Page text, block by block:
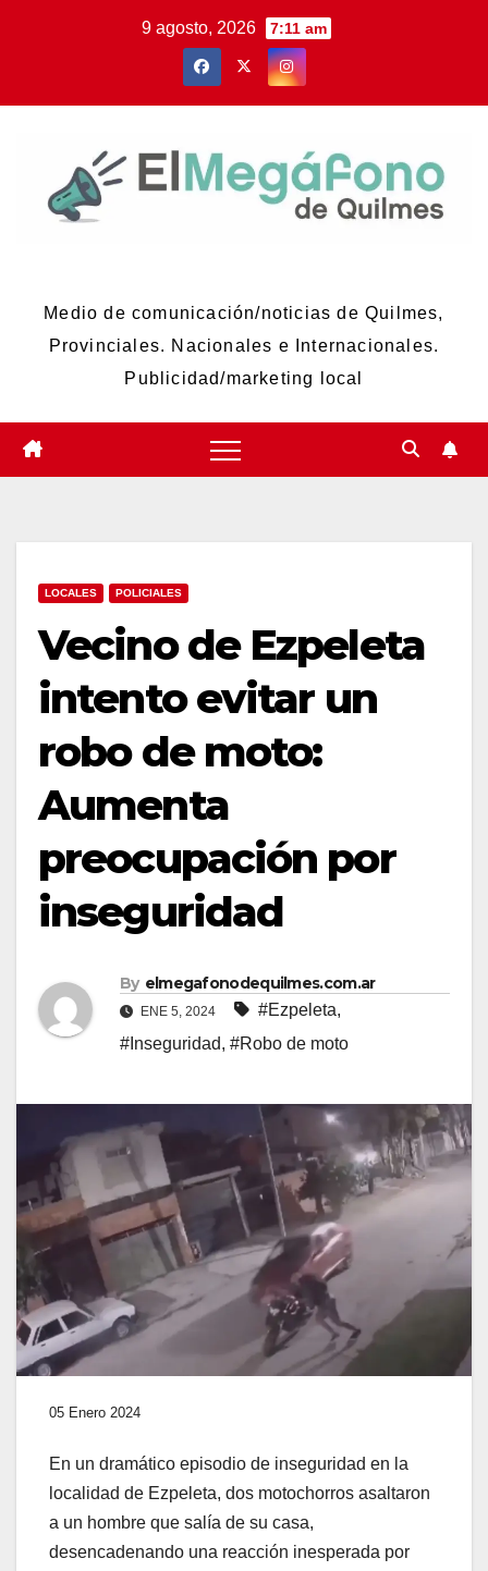
9 agosto, 2026 7:11 am
Medio de comunicación/noticias de Quilmes,
Provinciales. Nacionales e Internacionales.
Publicidad/marketing local
LOCALES POLICIALES
Vecino de Ezpeleta
intento evitar un
robo de moto:
Aumenta
preocupación por
inseguridad
By elmegafonodequilmes.com.ar
ENE 5, 2024 #Ezpeleta,
#Inseguridad, #Robo de moto
05 Enero 2024
En un dramático episodio de inseguridad en la
localidad de Ezpeleta, dos motochorros asaltaron
a un hombre que salía de su casa,
desencadenando una reacción inesperada por